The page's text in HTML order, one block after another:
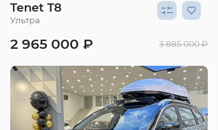
Tenet T8
Ультра
2 965 000 ₽ 3 885 000 ₽